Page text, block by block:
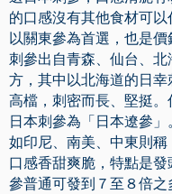
的口感沒有其他食材可
以關東參為首選，也是
刺參出自青森、仙台、
方，其中以北海道的日
高檔，刺密而長、堅挺
日本刺參為「日本遼參」
如印尼、南美、中東則
口感香甜爽脆，特點是
參普通可發到７至８倍之